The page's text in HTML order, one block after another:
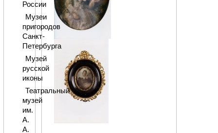
России
Музеи
пригородов
Санкт-
Петербурга
Музей
русской
иконы
Театральный
музей
им.
А.
А.